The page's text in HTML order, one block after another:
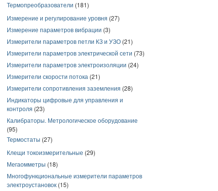
Термопреобразователи (181)
Измерение и регулирование уровня (27)
Измерение параметров вибрации (3)
Измерители параметров петли КЗ и УЗО (21)
Измерители параметров электрической сети (73)
Измерители параметров электроизоляции (24)
Измерители скорости потока (21)
Измерители сопротивления заземления (28)
Индикаторы цифровые для управления и
контроля (23)
Калибраторы. Метрологическое оборудование
(95)
Термостаты (27)
Клещи токоизмерительные (29)
Мегаомметры (18)
Многофункциональные измерители параметров
электроустановок (15)